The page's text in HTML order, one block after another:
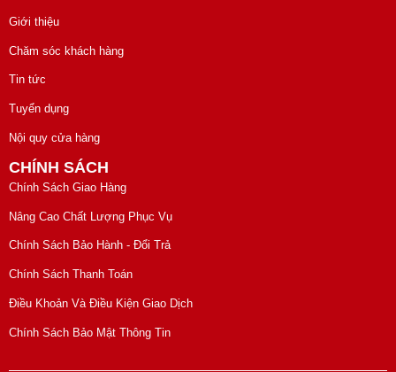
Giới thiệu
Chăm sóc khách hàng
Tin tức
Tuyển dụng
Nội quy cửa hàng
CHÍNH SÁCH
Chính Sách Giao Hàng
Nâng Cao Chất Lượng Phục Vụ
Chính Sách Bảo Hành - Đổi Trả
Chính Sách Thanh Toán
Điều Khoản Và Điều Kiện Giao Dịch
Chính Sách Bảo Mật Thông Tin